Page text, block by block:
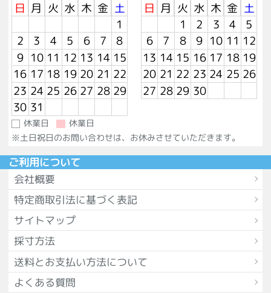
日 月 火 水 木 金 土
1
2
3 4 5 6 7
8
9 10 11 12 13 14 15
16 17 18 19 20 21 22
23 24 25 26 27 28 29
30 31
日 月 火 水 木 金 土
1
2 3 4
5
6
7 8 9 10 11 12
13 14 15 16 17 18 19
20 21 22 23 24 25 26
27 28 29 30
休業日
休業日
※土日祝日のお問い合わせは、お休みさせていただきます。
ご利用について
会社概要
特定商取引法に基づく表記
サイトマップ
採寸方法
送料とお支払い方法について
よくある質問